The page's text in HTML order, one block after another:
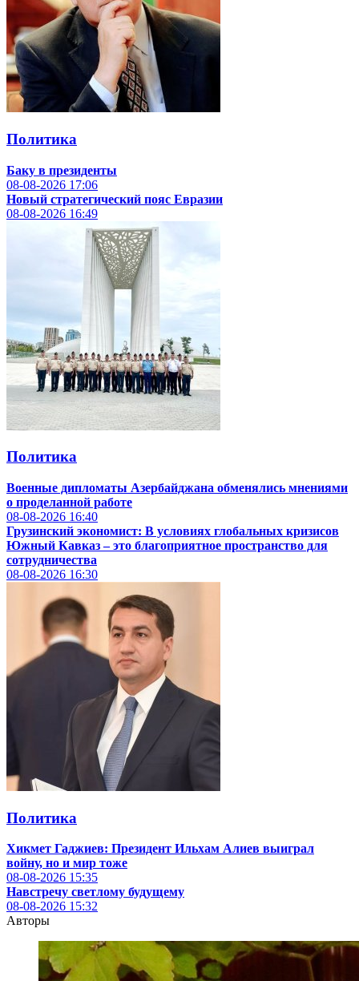
Политика
Баку в президенты
08-08-2026 17:06
Новый стратегический пояс Евразии
08-08-2026 16:49
Политика
Военные дипломаты Азербайджана обменялись мнениями
о проделанной работе
08-08-2026 16:40
Грузинский экономист: В условиях глобальных кризисов
Южный Кавказ – это благоприятное пространство для
сотрудничества
08-08-2026 16:30
Политика
Хикмет Гаджиев: Президент Ильхам Алиев выиграл
войну, но и мир тоже
08-08-2026 15:35
Навстречу светлому будущему
08-08-2026 15:32
Авторы